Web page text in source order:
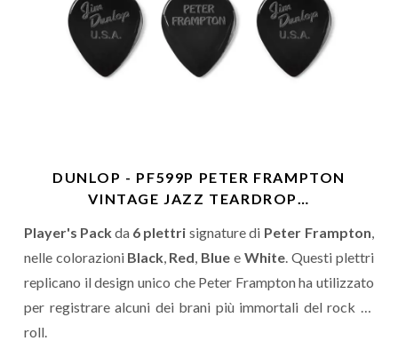
DUNLOP - PF599P PETER FRAMPTON
VINTAGE JAZZ TEARDROP…
Player's Packda 6 plettri signature di Peter Frampton,
nelle colorazioni Black, Red, Blue e White. Questi plettri
replicano il design unico che Peter Frampton ha utilizzato
per registrare alcuni dei brani più immortali del rock 'n'
roll.